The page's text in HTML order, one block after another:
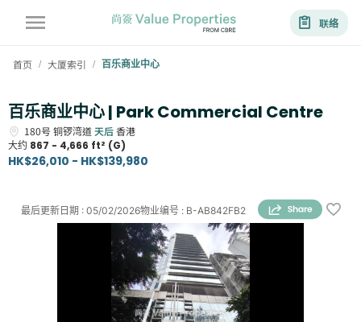
联络
首页 / 大厦索引 / 百乐商业中心
百乐商业中心 | Park Commercial Centre
180号 铜锣湾道天后香港
大约 867 - 4,666 ft² (G)
HK$26,010 - HK$139,980
物业编号 : B-AB842FB2
最后更新日期 : 05/02/2026